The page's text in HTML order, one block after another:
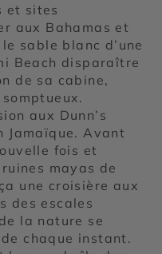
et sites
aux Bahamas et
sable blanc d’une
Beach disparaître
de sa cabine,
aux Dunn’s
Jamaïque. Avant
fois et
mayas de
une croisière aux
des escales
la nature se
chaque instant.